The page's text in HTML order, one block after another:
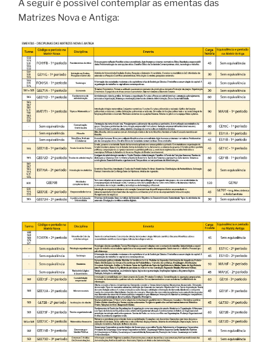
A seguir é possível contemplar as ementas das
Matrizes Nova e Antiga: